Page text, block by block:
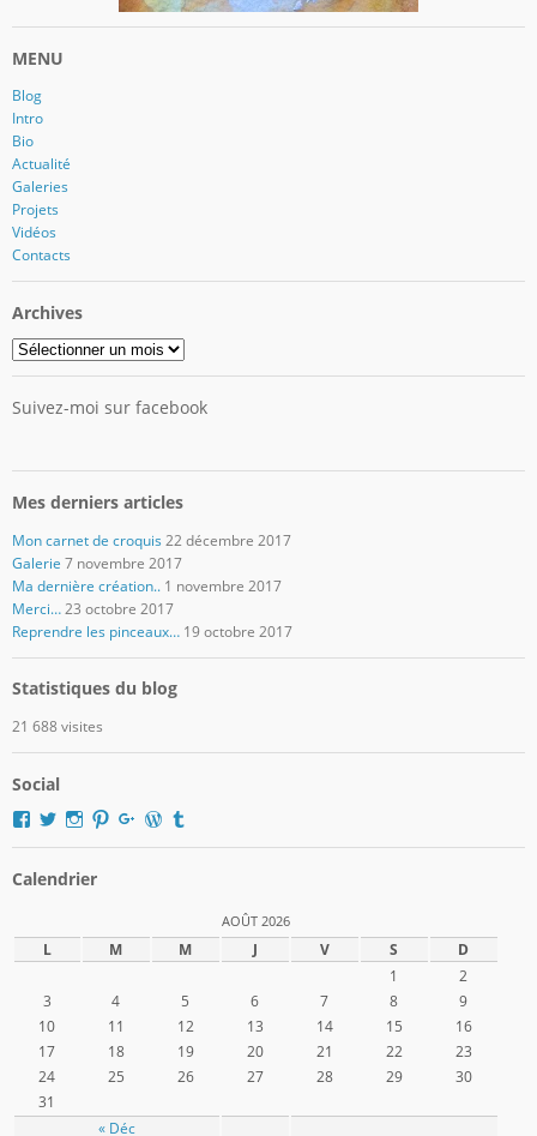
MENU
Blog
Intro
Bio
Actualité
Galeries
Projets
Vidéos
Contacts
Archives
Archives
Suivez-moi sur facebook
Mes derniers articles
Mon carnet de croquis 22 décembre 2017
Galerie 7 novembre 2017
Ma dernière création.. 1 novembre 2017
Merci… 23 octobre 2017
Reprendre les pinceaux… 19 octobre 2017
Statistiques du blog
21 688 visites
Social
Voir
de
Facebook
Voir
de
Twitter
Voir
de
Instagram
Voir
Pinterest
Voir
Google+
Voir
WordPress.org
Tumblr
Calendrier
AOÛT 2026
L M M J V S D
« Déc
1
2
3
4 5 6 7 8
9
10
11 12 13 14 15
16
17
18 19 20 21 22
23
24
25 26 27 28 29
30
31